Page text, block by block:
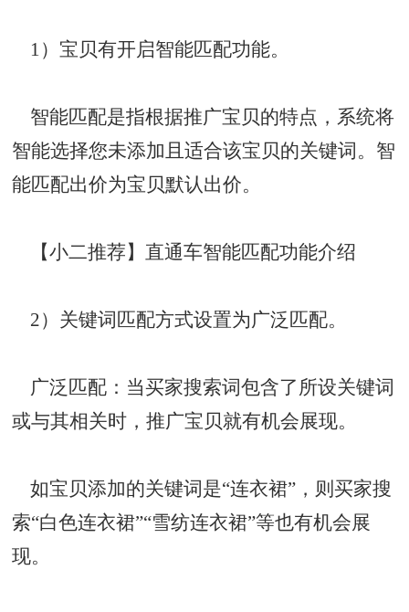
1）宝贝有开启智能匹配功能。
智能匹配是指根据推广宝贝的特点，系统将
智能选择您未添加且适合该宝贝的关键词。智
能匹配出价为宝贝默认出价。
【小二推荐】直通车智能匹配功能介绍
2）关键词匹配方式设置为广泛匹配。
广泛匹配：当买家搜索词包含了所设关键词
或与其相关时，推广宝贝就有机会展现。
如宝贝添加的关键词是“连衣裙”，则买家搜
索“白色连衣裙”“雪纺连衣裙”等也有机会展
现。